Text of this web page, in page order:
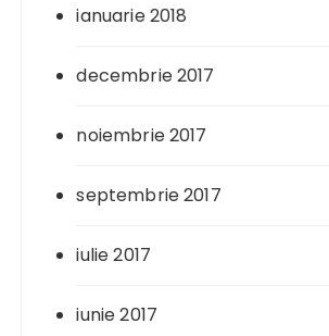
ianuarie 2018
decembrie 2017
noiembrie 2017
septembrie 2017
iulie 2017
iunie 2017